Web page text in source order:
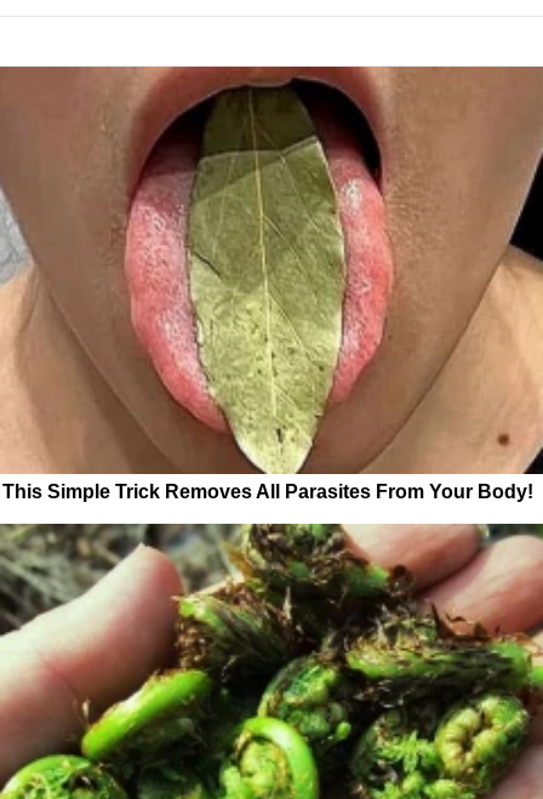
This Simple Trick Removes All Parasites From Your Body!